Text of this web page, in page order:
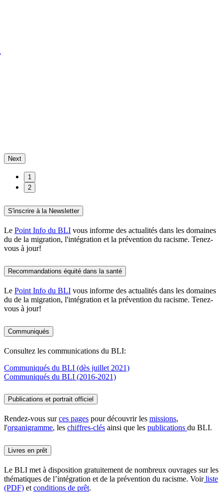
Next
1
2
S'inscrire à la Newsletter
Le Point Info du BLI vous informe des actualités dans les domaines
du de la migration, l'intégration et la prévention du racisme. Tenez-
vous à jour!
Recommandations équité dans la santé
Le Point Info du BLI vous informe des actualités dans les domaines
du de la migration, l'intégration et la prévention du racisme. Tenez-
vous à jour!
Communiqués
Consultez les communications du BLI:
Communiqués du BLI (dès juillet 2021)
Communiqués du BLI (2016-2021)
Publications et portrait officiel
Rendez-vous surces pages pour découvrir les missions,
l'organigramme, les chiffres-clés ainsi que les publications du BLI.
Livres en prêt
Le BLI met à disposition gratuitement de nombreux ouvrages sur les
thématiques de l’intégration et de la prévention du racisme. Voirliste
(PDF) et conditions de prêt.